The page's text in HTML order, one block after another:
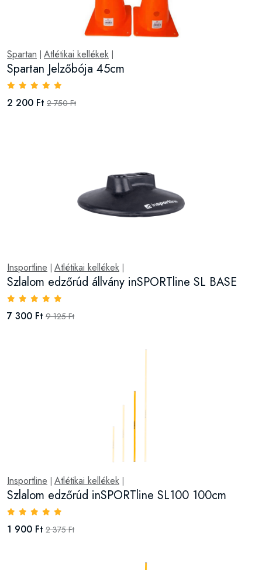
Spartan Atlétikai kellékek
Spartan Jelzőbója 45cm
2 200 Ft 2 750 Ft
Insportline Atlétikai kellékek
Szlalom edzőrúd állvány inSPORTline SL BASE
7 300 Ft 9 125 Ft
Insportline Atlétikai kellékek
Szlalom edzőrúd inSPORTline SL100 100cm
1 900 Ft 2 375 Ft